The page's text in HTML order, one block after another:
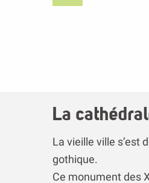
La
La vieille ville s’est
gothique.
Ce monument des